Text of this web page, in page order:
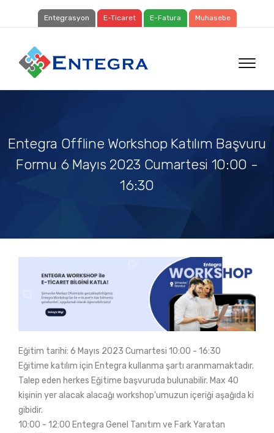
Entegrasyon E-Ticaret E-Fatura Muhasebe
Entegra Offline Workshop Katılım Başvuru
Formu 6 Mayıs 2023 Cumartesi 10:00 -
16:30
Eğitim tarihi: 6 Mayıs 2023 Cumartesi 10:00 - 16:30
Eğitime katılım için Entegra kullanma şartı aranmamaktadır.
Talep eden herkes Eğitime başvuruda bulunabilir. Max 40
kişinin yer alacak alacağı workshop'umuzun içeriği aşağıda ki
gibidir.
10:00 - 12:00 Entegra Genel Tanıtım ve Fark Yaratan